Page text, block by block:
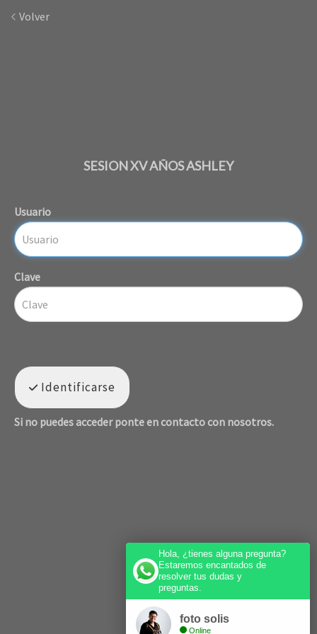
Volver
SESION XV AÑOS ASHLEY
Usuario
Clave
Identificarse
Si no puedes acceder ponte en contacto con nosotros.
Hola, ¿tienes alguna pregunta?
Estaremos encantados de
resolver tus dudas y
preguntas.
foto solis
Online